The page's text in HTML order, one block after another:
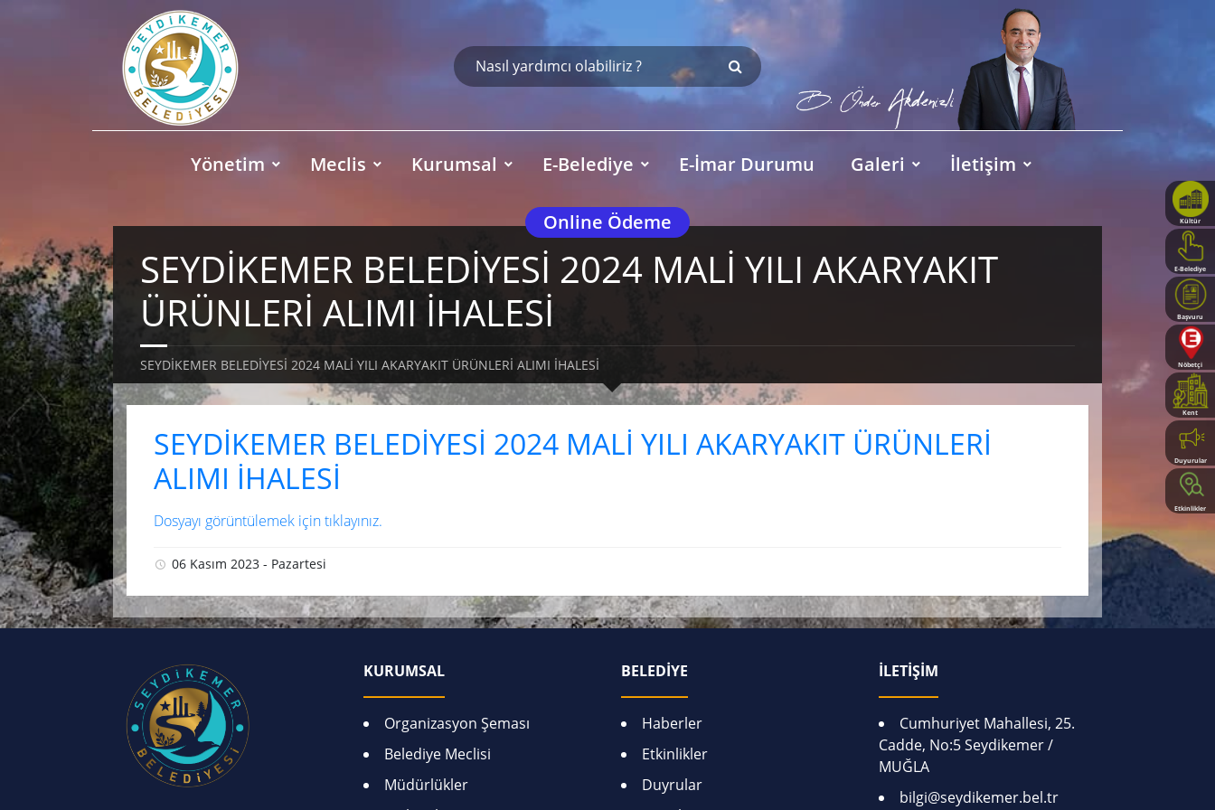
Yönetim Meclis Kurumsal E-Belediye E-İmar Durumu Galeri İletişim
Online Ödeme
Kültür
Haritası
E-Belediye
Başvuru
Rehberi
Nöbetçi
Eczaneler
Kent
Rehberi
Duyurular
Etkinlikler
SEYDİKEMER BELEDİYESİ 2024 MALİ YILI AKARYAKIT
ÜRÜNLERİ ALIMI İHALESİ
SEYDİKEMER BELEDİYESİ 2024 MALİ YILI AKARYAKIT ÜRÜNLERİ ALIMI İHALESİ
SEYDİKEMER BELEDİYESİ 2024 MALİ YILI AKARYAKIT ÜRÜNLERİ
ALIMI İHALESİ
Dosyayı görüntülemek için tıklayınız.
06 Kasım 2023 - Pazartesi
KURUMSAL
Organizasyon Şeması
Belediye Meclisi
Müdürlükler
BELEDİYE
Haberler
Etkinlikler
Duyrular
İLETİŞİM
Cumhuriyet Mahallesi, 25.
Cadde, No:5 Seydikemer /
MUĞLA
bilgi@seydikemer.bel.tr